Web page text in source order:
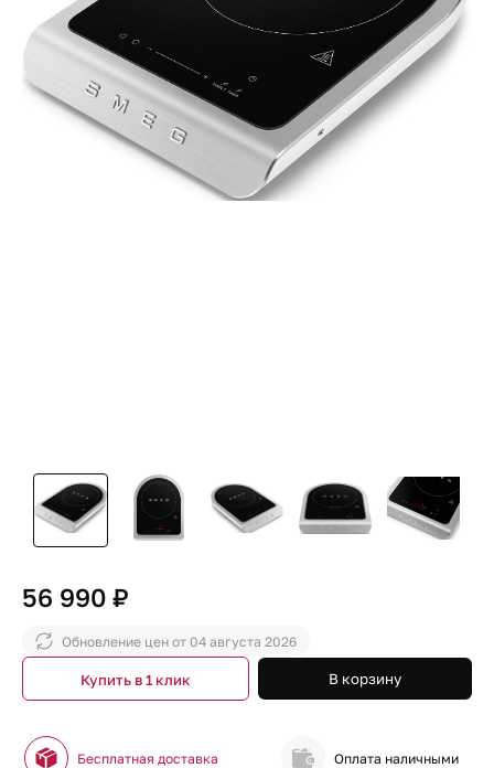
56 990 ₽
Обновление цен от 04 августа 2026
В корзину
Купить в 1 клик
Бесплатная доставка Оплата наличными